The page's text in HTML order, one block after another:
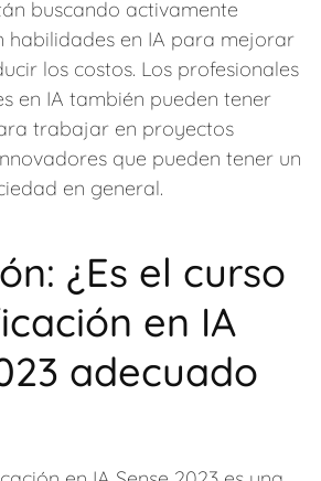
buscando activamente
habilidades en IA para mejorar
los costos. Los profesionales
en IA también pueden tener
trabajar en proyectos
que pueden tener un
en general.
¿Es el curso
en IA
adecuado